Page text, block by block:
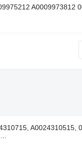
A0009973812
A0024310515,